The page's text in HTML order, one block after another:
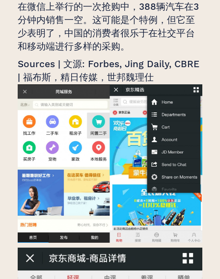
在微信上举行的一次抢购中，388辆汽车在3
分钟内销售一空。这可能是个特例，但它至
少表明了，中国的消费者很乐于在社交平台
和移动端进行多样的采购。
Sources | 文源: Forbes, Jing Daily, CBRE
| 福布斯，精日传媒，世邦魏理仕